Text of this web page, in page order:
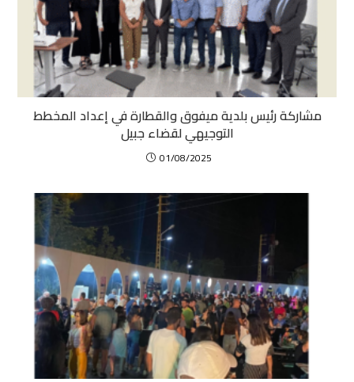
مشاركة رئيس بلدية ميفوق والقطارة في إعداد المخطط
التوجيهي لقضاء جبيل
01/08/2025